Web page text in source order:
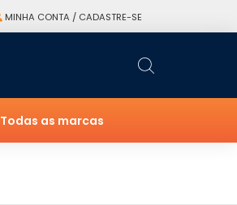
MINHA CONTA / CADASTRE-SE
Todas as marcas